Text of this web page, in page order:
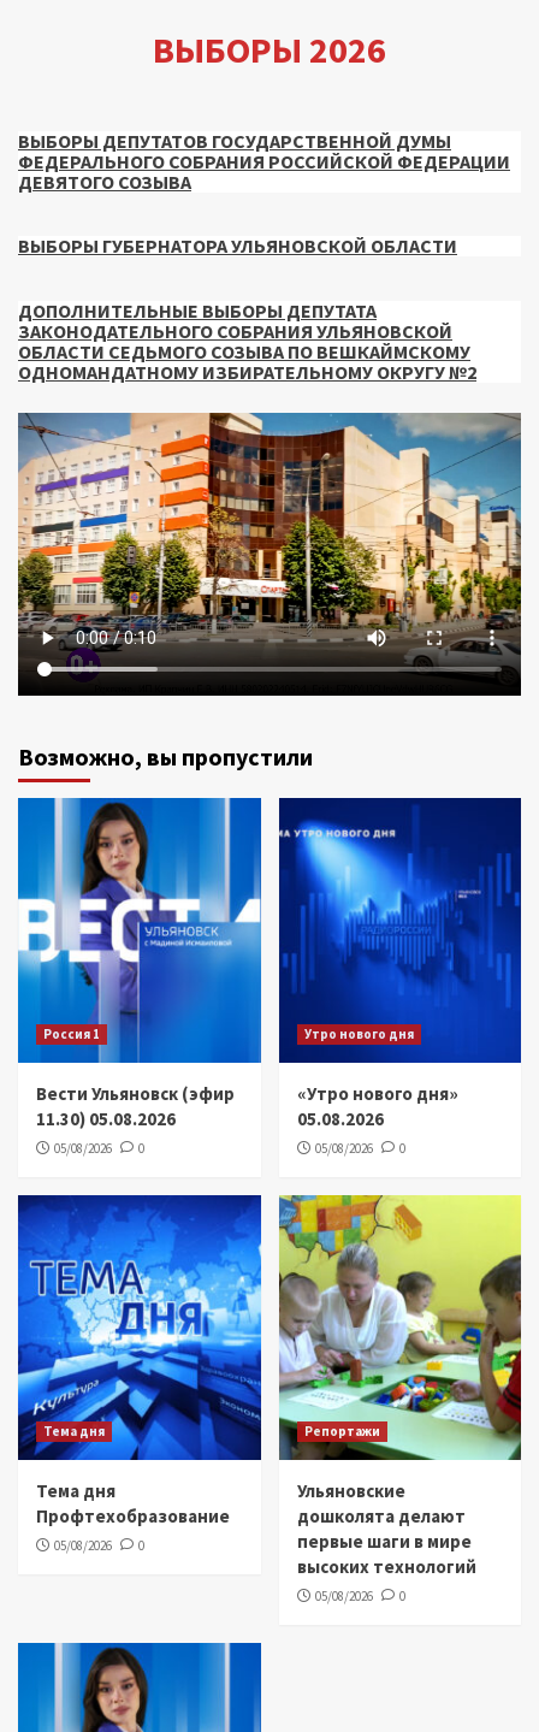
ВЫБОРЫ 2026
ВЫБОРЫ ДЕПУТАТОВ ГОСУДАРСТВЕННОЙ ДУМЫ
ФЕДЕРАЛЬНОГО СОБРАНИЯ РОССИЙСКОЙ ФЕДЕРАЦИИ
ДЕВЯТОГО СОЗЫВА
ВЫБОРЫ ГУБЕРНАТОРА УЛЬЯНОВСКОЙ ОБЛАСТИ
ДОПОЛНИТЕЛЬНЫЕ ВЫБОРЫ ДЕПУТАТА
ЗАКОНОДАТЕЛЬНОГО СОБРАНИЯ УЛЬЯНОВСКОЙ
ОБЛАСТИ СЕДЬМОГО СОЗЫВА ПО ВЕШКАЙМСКОМУ
ОДНОМАНДАТНОМУ ИЗБИРАТЕЛЬНОМУ ОКРУГУ №2
Возможно, вы пропустили
Россия 1
Вести Ульяновск (эфир
11.30) 05.08.2026
05/08/2026 0
Утро нового дня
«Утро нового дня»
05.08.2026
05/08/2026 0
Тема дня
Тема дня
Профтехобразование
05/08/2026 0
Репортажи
Ульяновские
дошколята делают
первые шаги в мире
высоких технологий
05/08/2026 0